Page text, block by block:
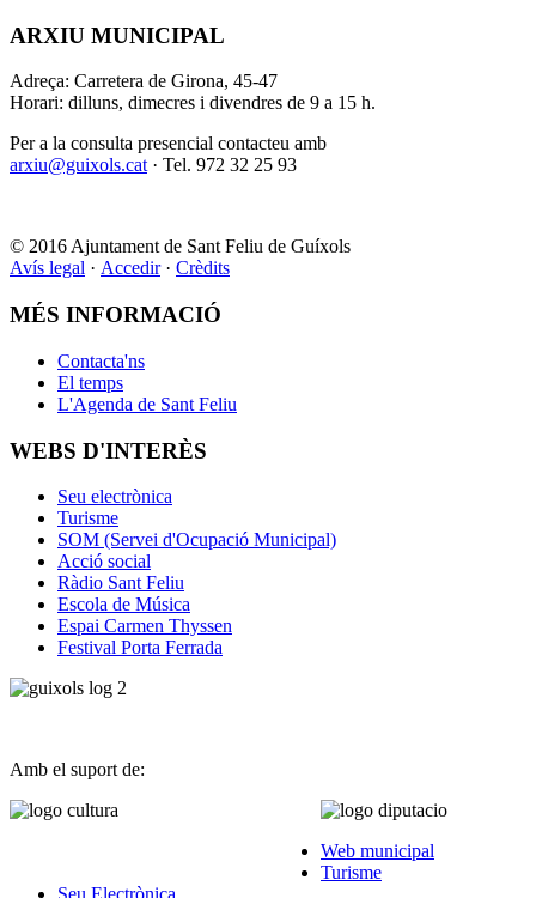
ARXIU MUNICIPAL
Adreça: Carretera de Girona, 45-47
Horari: dilluns, dimecres i divendres de 9 a 15 h.
Per a la consulta presencial contacteu amb
arxiu@guixols.cat· Tel. 972 32 25 93
© 2016 Ajuntament de Sant Feliu de Guíxols
Avís legal · Accedir· Crèdits
MÉS INFORMACIÓ
Contacta'ns
El temps
L'Agenda de Sant Feliu
WEBS D'INTERÈS
Seu electrònica
Turisme
SOM (Servei d'Ocupació Municipal)
Acció social
Ràdio Sant Feliu
Escola de Música
Espai Carmen Thyssen
Festival Porta Ferrada
Amb el suport de:
Web municipal
Turisme